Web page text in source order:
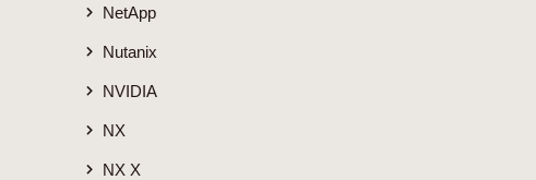
NetApp
Nutanix
NVIDIA
NX
NX X